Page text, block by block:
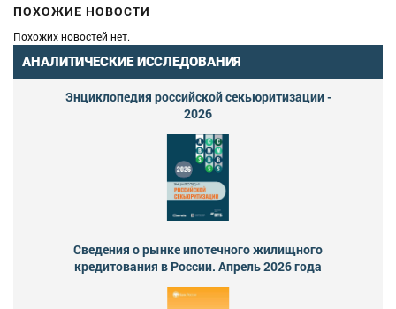
ПОХОЖИЕ НОВОСТИ
Похожих новостей нет.
АНАЛИТИЧЕСКИЕ ИССЛЕДОВАНИЯ
Энциклопедия российской секьюритизации -
2026
Сведения о рынке ипотечного жилищного
кредитования в России. Апрель 2026 года